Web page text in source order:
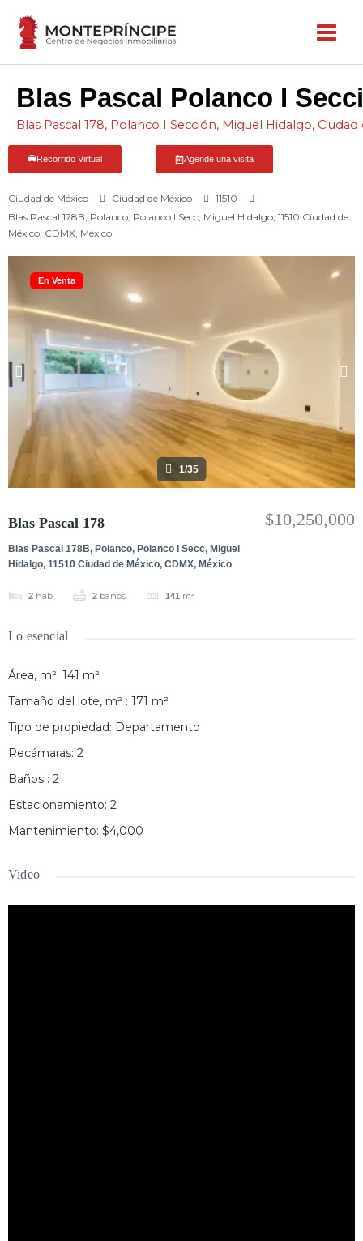
contenido
Blas Pascal Polanco I
Blas Pascal 178, Polanco I Sección, Miguel Hidalgo,
Recorrido Virtual Agende una visita
Ciudad de México Ciudad de México
11510
Blas Pascal 178B, Polanco, Polanco I Secc, Miguel Hidalgo, 11510 Ciudad de
México, CDMX, México
En Venta
1/35
Blas Pascal 178
Blas Pascal 178B, Polanco, Polanco I Secc, Miguel
Hidalgo, 11510 Ciudad de México, CDMX, México
2 hab 2 baños 141 m²
$10,250,000
Lo esencial
Área, m²: 141 m²
Tamaño del lote, m² : 171 m²
Tipo de propiedad: Departamento
Recámaras: 2
Baños : 2
Estacionamiento: 2
Mantenimiento: $4,000
Video